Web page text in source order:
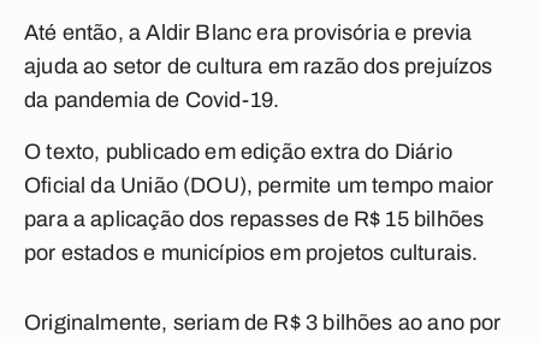
Até então, a Aldir Blanc era provisória e previa
ajuda ao setor de cultura em razão dos prejuízos
da pandemia de Covid-19.
O texto, publicado em edição extra do Diário
Oficial da União (DOU), permite um tempo maior
para a aplicação dos repasses de R$ 15 bilhões
por estados e municípios em projetos culturais.
Originalmente, seriam de R$ 3 bilhões ao ano por